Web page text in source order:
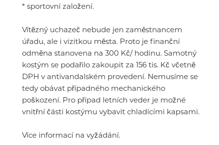
* sportovní založení.
Vítězný uchazeč nebude jen zaměstnancem
úřadu, ale i vizitkou města. Proto je finanční
odměna stanovena na 300 Kč/ hodinu. Samotný
kostým se podařilo zakoupit za 156 tis. Kč včetně
DPH v antivandalském provedení. Nemusíme se
tedy obávat případného mechanického
poškození. Pro případ letních veder je možné
vnitřní části kostýmu vybavit chladícími kapsami.
Více informací na vyžádání.